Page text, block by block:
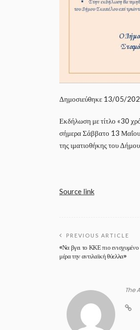
Δημοσιεύθηκε 13/05/
Εκδήλωση με τίτλο «30
σήμερα Σάββατο 13 Μαΐου
της ιματιοθήκης του
Source link
PREVIOUS ARTICLE
«Να βγει το ΚΚΕ πιο ενισχυμένο
μέρα την αντιλαϊκή θύελλα»
The